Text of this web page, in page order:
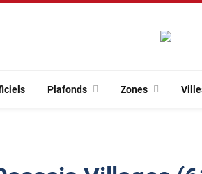
Plafonds Zones